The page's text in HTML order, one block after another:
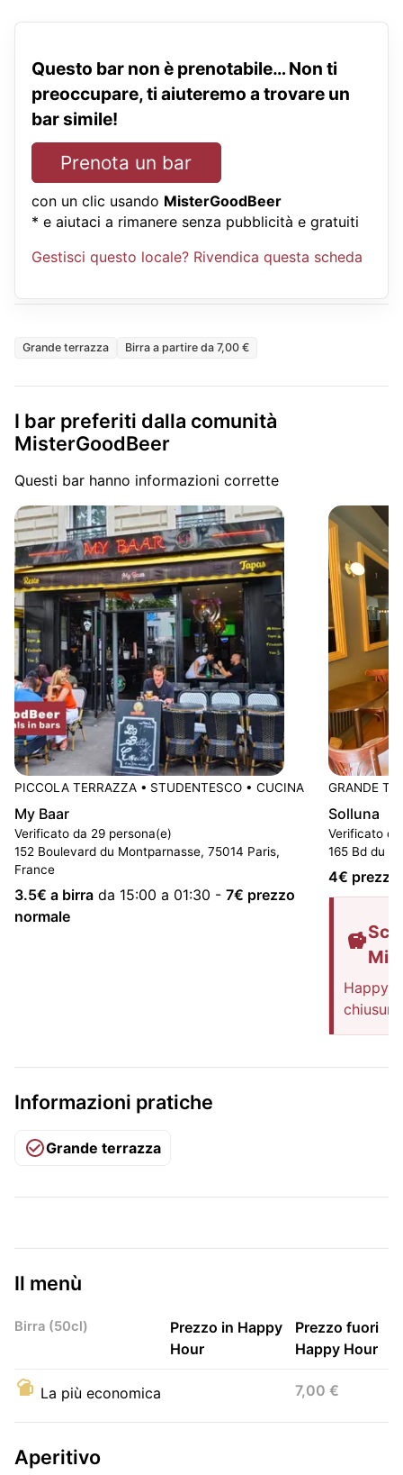
Questo bar non è prenotabile… Non ti
preoccupare, ti aiuteremo a trovare un
bar simile!
Prenota un bar
con un clic usando MisterGoodBeer
* e aiutaci a rimanere senza pubblicità e gratuiti
Gestisci questo locale? Rivendica questa scheda
Grande terrazza Birra a partire da 7,00 €
I bar preferiti dalla comunità
MisterGoodBeer
Questi bar hanno informazioni corrette
PICCOLA TERRAZZA • STUDENTESCO • CUCINA
My Baar
Verificato da 29 persona(e)
152 Boulevard du Montparnasse, 75014 Paris,
France
3.5€ a birra da 15:00 a 01:30 - 7€ prezzo
normale
GRANDE
Solluna
Verificato
165 Bd du
4€ prezzo
Happy
Informazioni pratiche
Grande terrazza
Il menù
Birra (50cl)
Prezzo in Happy
Hour
Prezzo fuori
Happy Hour
La più economica 7,00 €
Aperitivo